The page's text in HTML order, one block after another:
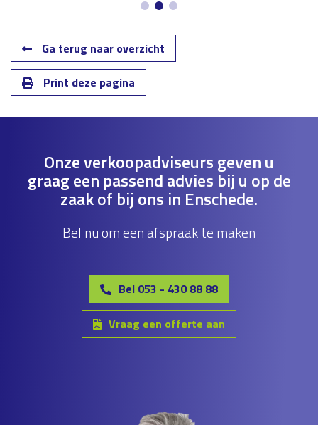
Ga terug naar overzicht
Print deze pagina
Onze verkoopadviseurs geven u
graag een passend advies bij u op de
zaak of bij ons in Enschede.
Bel nu om een afspraak te maken
Bel 053 - 430 88 88
Vraag een offerte aan